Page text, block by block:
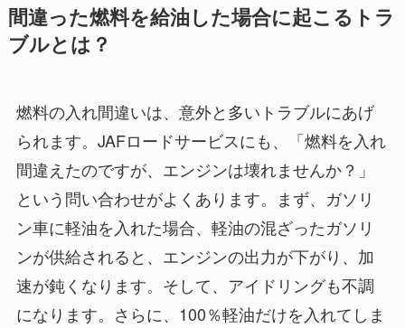
間違った燃料を給油した場合に起こるトラ
ブルとは？
燃料の入れ間違いは、意外と多いトラブルにあげ
られます。JAFロードサービスにも、「燃料を入れ
間違えたのですが、エンジンは壊れませんか？」
という問い合わせがよくあります。まず、ガソリ
ン車に軽油を入れた場合、軽油の混ざったガソリ
ンが供給されると、エンジンの出力が下がり、加
速が鈍くなります。そして、アイドリングも不調
になります。さらに、100％軽油だけを入れてしま